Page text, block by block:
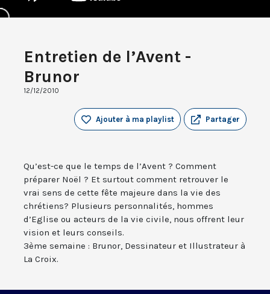
Entretien de l’Avent -
Brunor
12/12/2010
Partager
Ajouter à ma playlist
Qu’est-ce que le temps de l’Avent ? Comment
préparer Noël ? Et surtout comment retrouver le
vrai sens de cette fête majeure dans la vie des
chrétiens? Plusieurs personnalités, hommes
d’Eglise ou acteurs de la vie civile, nous offrent leur
vision et leurs conseils.
3ème semaine : Brunor, Dessinateur et Illustrateur à
La Croix.